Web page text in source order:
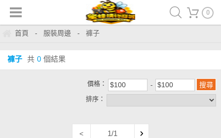
0
首頁 - 服裝周邊 - 褲子
褲子 共 0 個結果
價格：
排序：
< 1/1